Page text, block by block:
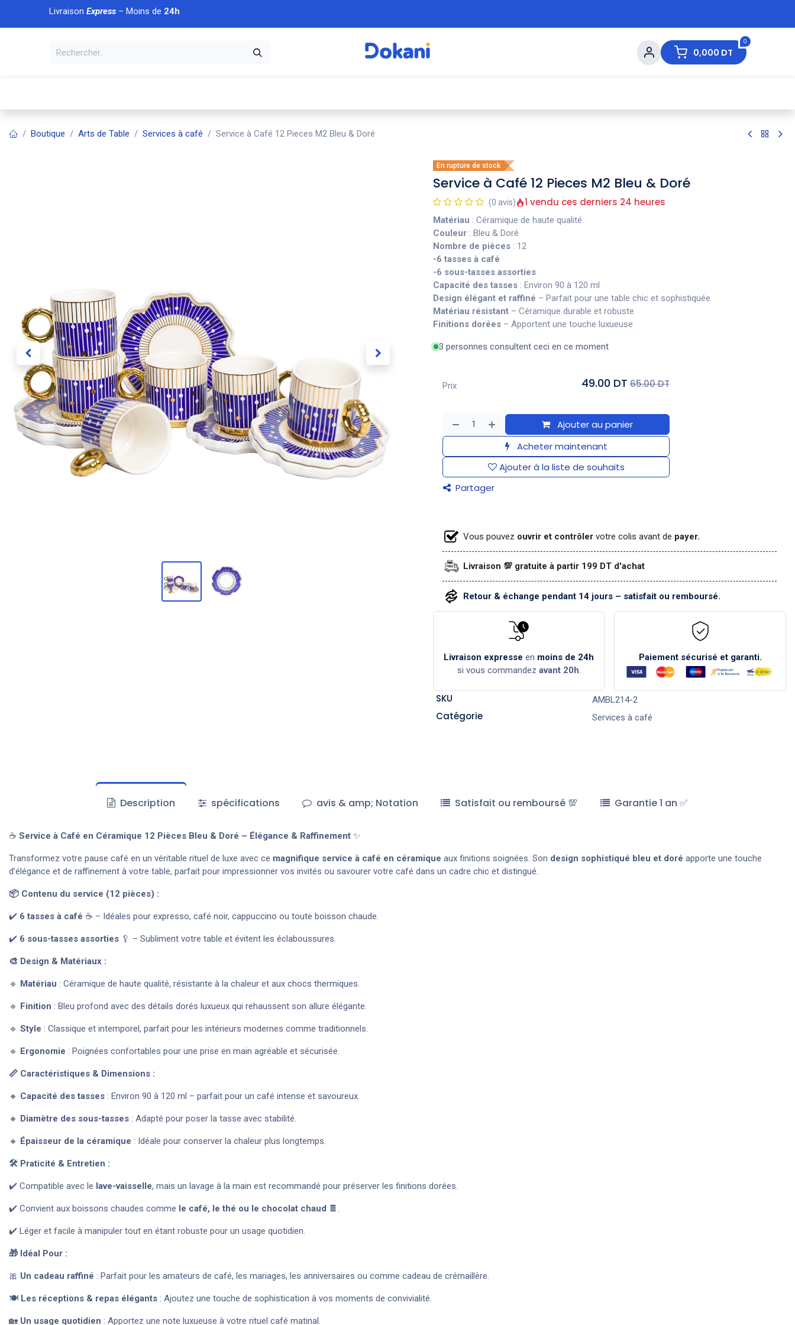
Se rendre au contenu
Livraison Express– Moins de 24h
0
0,000 DT
À DÉCOUVRIR
Boutique Arts de Table Services à café Service à Café 12 Pieces M2 Bleu & Doré
En rupture de stock
Service à Café 12 Pieces M2 Bleu & Doré
(0 avis) 1 vendu ces derniers 24 heures
Matériau : Céramique de haute qualité
Couleur : Bleu & Doré
Nombre de pièces : 12
-6 tasses à café
-6 sous-tasses assorties
Capacité des tasses : Environ 90 à 120 ml
Design élégant et raffiné – Parfait pour une table chic et sophistiquée
Matériau résistant – Céramique durable et robuste
Finitions dorées – Apportent une touche luxueuse
3 personnes consultent ceci en ce moment
Ajouter au panier
Acheter maintenant
Ajouter à la liste de souhaits
Partager
Prix 49.00 DT 65.00 DT
Vous pouvez ouvrir et contrôler votre colis avant de payer.
Livraison 💯 gratuite à partir 199 DT d'achat
Retour & échange pendant 14 jours – satisfait ou remboursé.
Livraison expresse en moins de 24h
si vous commandez avant 20h.
Paiement sécurisé et garanti.
SKU AMBL214-2
Catégorie Services à café
Description spécifications avis & amp; Notation Satisfait ou remboursé 💯 Garantie 1 an ✅
☕ Service à Café en Céramique 12 Pièces Bleu & Doré – Élégance & Raffinement ✨
Transformez votre pause café en un véritable rituel de luxe avec ce magnifique service à café en céramique aux finitions soignées. Son design sophistiqué bleu et doré apporte une touche
d’élégance et de raffinement à votre table, parfait pour impressionner vos invités ou savourer votre café dans un cadre chic et distingué.
📦 Contenu du service (12 pièces) :
✔️ 6 tasses à café ☕ – Idéales pour expresso, café noir, cappuccino ou toute boisson chaude.
✔️ 6 sous-tasses assorties 🥄 – Subliment votre table et évitent les éclaboussures.
🎨 Design & Matériaux :
🔹 Matériau : Céramique de haute qualité, résistante à la chaleur et aux chocs thermiques.
🔹 Finition : Bleu profond avec des détails dorés luxueux qui rehaussent son allure élégante.
🔹 Style : Classique et intemporel, parfait pour les intérieurs modernes comme traditionnels.
🔹 Ergonomie : Poignées confortables pour une prise en main agréable et sécurisée.
📏 Caractéristiques & Dimensions :
🔸 Capacité des tasses : Environ 90 à 120 ml – parfait pour un café intense et savoureux.
🔸 Diamètre des sous-tasses : Adapté pour poser la tasse avec stabilité.
🔸 Épaisseur de la céramique : Idéale pour conserver la chaleur plus longtemps.
🛠️ Praticité & Entretien :
✔️ Compatible avec le lave-vaisselle, mais un lavage à la main est recommandé pour préserver les finitions dorées.
✔️ Convient aux boissons chaudes comme le café, le thé ou le chocolat chaud 🍫.
✔️ Léger et facile à manipuler tout en étant robuste pour un usage quotidien.
🎁 Idéal Pour :
🎀 Un cadeau raffiné : Parfait pour les amateurs de café, les mariages, les anniversaires ou comme cadeau de crémaillère.
🍽 Les réceptions & repas élégants : Ajoutez une touche de sophistication à vos moments de convivialité.
🏡 Un usage quotidien : Apportez une note luxueuse à votre rituel café matinal.